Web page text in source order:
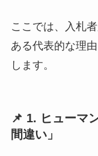
ここでは、入札
ある代表的な理
します。
📌 1. ヒューマ
間違い」